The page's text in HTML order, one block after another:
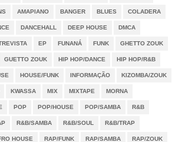
AMAPIANO BANGER BLUES COLADERA
DANCEHALL DEEP HOUSE DMCA
EP FUNANÁ FUNK GHETTO ZOUK
GUETTO ZOUK HIP HOP/DANCE HIP HOP/R&B
HOUSE/FUNK INFORMAÇÃO KIZOMBA/ZOUK
KWASSA MIX MIXTAPE MORNA
POP POP/HOUSE POP/SAMBA R&B
R&B/SAMBA R&B/SOUL R&B/TRAP
HOUSE RAP/FUNK RAP/SAMBA RAP/ZOUK